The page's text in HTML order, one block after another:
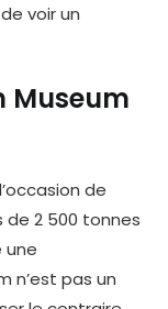
voir un
Museum
de
de 2 500 tonnes
une
n’est pas un